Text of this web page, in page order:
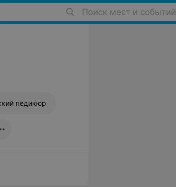
Поиск мест и событий
педикюр